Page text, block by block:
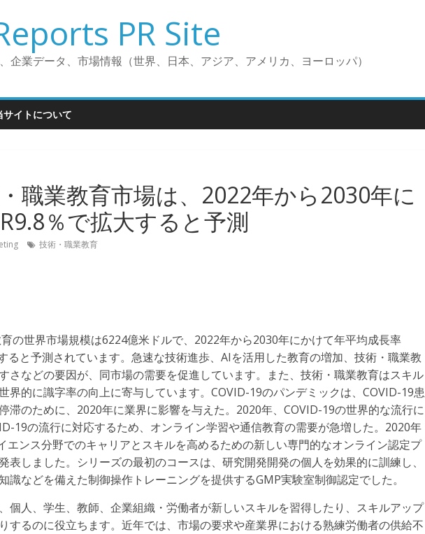
PR Site
企業データ、市場情報（世界、日本、アジア、アメリカ、ヨーロッパ）
サイトについて
職業教育市場は、2022年から2030年に
％で拡大すると予測
技術・職業教育
の世界市場規模は6224億米ドルで、2022年から2030年にかけて年平均成長率
すると予測されています。急速な技術進歩、AIを活用した教育の増加、技術・職業教
さなどの要因が、同市場の需要を促進しています。また、技術・職業教育はスキル
界的に識字率の向上に寄与しています。COVID-19のパンデミックは、COVID-19患
滞のために、2020年に業界に影響を与えた。2020年、COVID-19の世界的な流行に
19の流行に対応するため、オンライン学習や通信教育の需要が急増した。2020年
エンス分野でのキャリアとスキルを高めるための新しい専門的なオンライン認定プ
表しました。シリーズの最初のコースは、研究開発開発の個人を効果的に訓練し、
識などを備えた制御操作トレーニングを提供するGMP実験室制御認定でした。
個人、学生、教師、企業組織・労働者が新しいスキルを習得したり、スキルアップ
するのに役立ちます。近年では、市場の要求や産業界における熟練労働者の供給不